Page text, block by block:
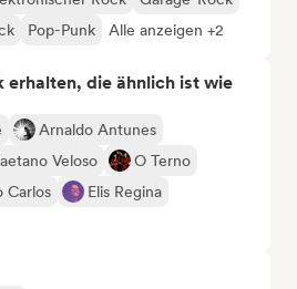
Pop-Punk Alle anzeigen +2
erhalten, die ähnlich ist wie
Arnaldo Antunes
Veloso
O Terno
Carlos
Elis Regina